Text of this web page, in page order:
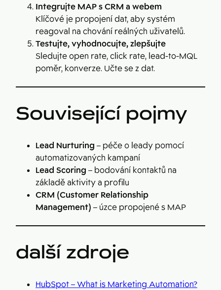
Integrujte MAP s CRM a webem
Klíčové je propojení dat, aby systém
reagoval na chování reálných uživatelů.
Testujte, vyhodnocujte, zlepšujte
Sledujte open rate, click rate, lead-to-MQL
poměr, konverze. Učte se z dat.
Související pojmy
Lead Nurturing – péče o leady pomocí
automatizovaných kampaní
Lead Scoring – bodování kontaktů na
základě aktivity a profilu
CRM (Customer Relationship
Management) – úzce propojené s MAP
další zdroje
HubSpot – What is Marketing Automation?